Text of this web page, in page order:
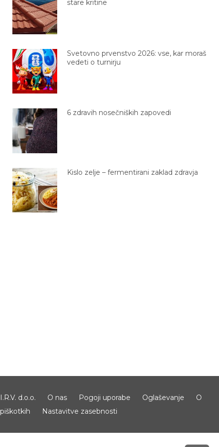
stare kritine
Svetovno prvenstvo 2026: vse, kar moraš
vedeti o turnirju
6 zdravih nosečniških zapovedi
Kislo zelje – fermentirani zaklad zdravja
I.R.V. d.o.o. O nas Pogoji uporabe Oglaševanje
O
piškotkih
Nastavitve zasebnosti